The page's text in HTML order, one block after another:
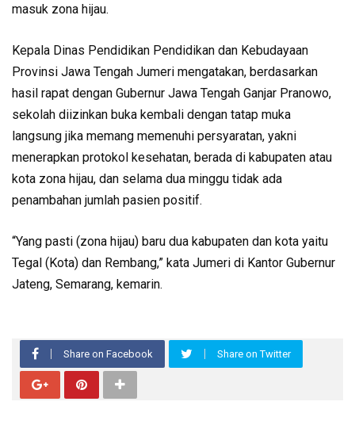
masuk zona hijau.
Kepala Dinas Pendidikan Pendidikan dan Kebudayaan
Provinsi Jawa Tengah Jumeri mengatakan, berdasarkan
hasil rapat dengan Gubernur Jawa Tengah Ganjar Pranowo,
sekolah diizinkan buka kembali dengan tatap muka
langsung jika memang memenuhi persyaratan, yakni
menerapkan protokol kesehatan, berada di kabupaten atau
kota zona hijau, dan selama dua minggu tidak ada
penambahan jumlah pasien positif.
“Yang pasti (zona hijau) baru dua kabupaten dan kota yaitu
Tegal (Kota) dan Rembang,” kata Jumeri di Kantor Gubernur
Jateng, Semarang, kemarin.
Share on Facebook Share on Twitter